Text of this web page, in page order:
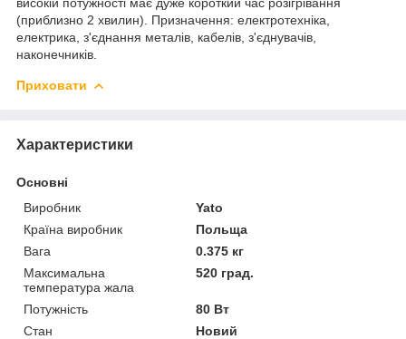
(приблизно 2 хвилин). Призначення: електротехніка,
електрика, з'єднання металів, кабелів, з'єднувачів,
наконечників.
Приховати
Характеристики
Основні
Виробник
Yato
Країна виробник
Польща
Вага
0.375 кг
Максимальна
температура жала
520 град.
Потужність
80 Вт
Стан
Новий